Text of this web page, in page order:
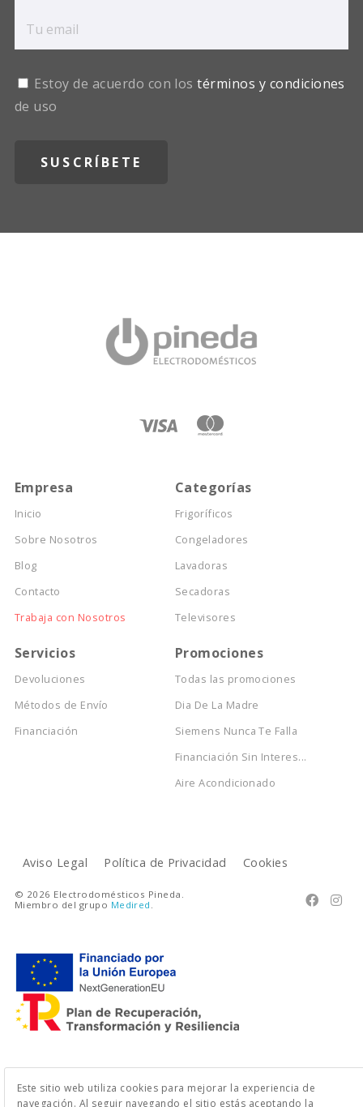
Estoy de acuerdo con lostérminos y condiciones
de uso
Empresa
Inicio
Sobre Nosotros
Blog
Contacto
Trabaja con Nosotros
Categorías
Frigoríficos
Congeladores
Lavadoras
Secadoras
Televisores
Servicios
Devoluciones
Métodos de Envío
Financiación
Promociones
Todas las promociones
Dia De La Madre
Siemens Nunca Te Falla
Financiación Sin Interes...
Aire Acondicionado
Aviso Legal Política de Privacidad Cookies
 
© 2026 Electrodomésticos Pineda.
Miembro del grupo Medired
Este sitio web utiliza cookies para mejorar la experiencia de
navegación. Al seguir navegando el sitio estás aceptando la